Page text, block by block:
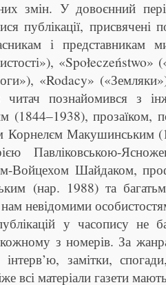
змін. У довоєнний
публікації, присвячені
і представникам
«Społeczeństwo»
«Rodacy»
читач познайомився з
(1844–1938), прозаїком,
Корнелєм Макушинським
Павліковською-
Войцехом Шайдаком,
(нар. 1988) та
невідомими
у часопису не
кожному з номерів. За
замітки,
всі матеріали газети